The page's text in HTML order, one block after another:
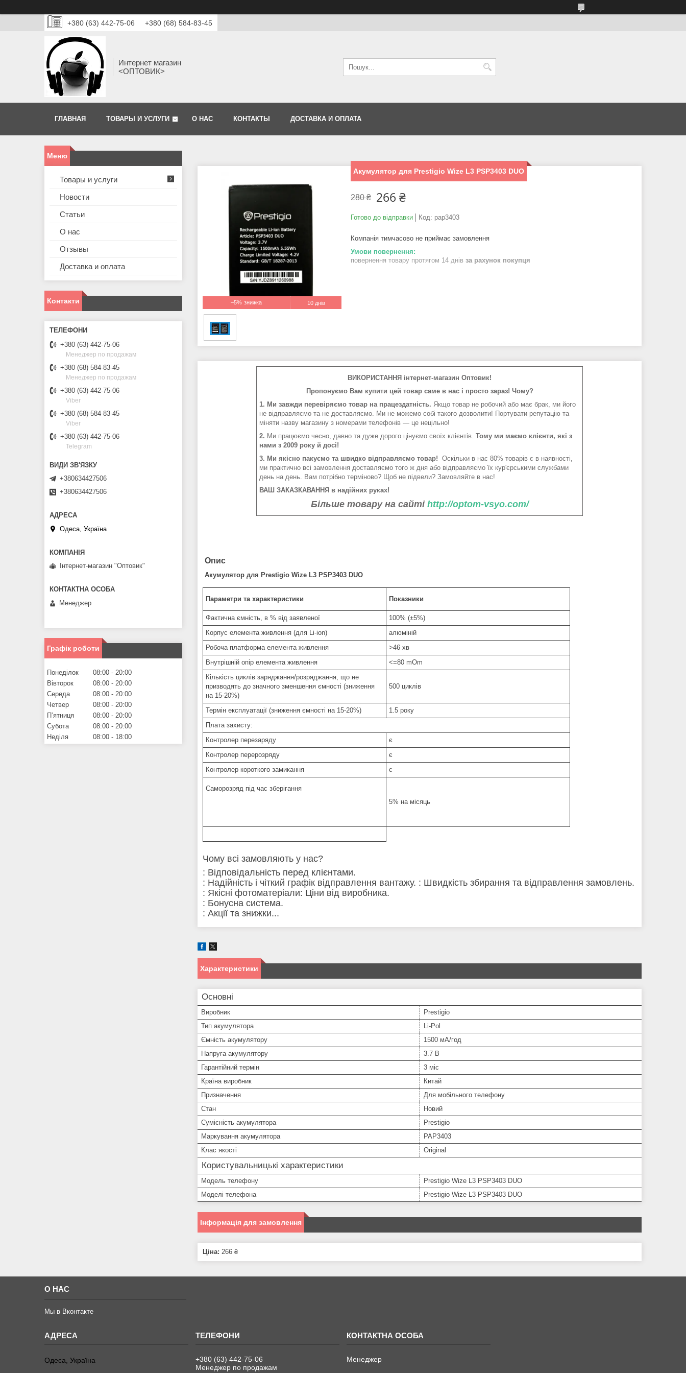
+380 (63) 442-75-06 +380 (68) 584-83-45
Интернет магазин
<ОПТОВИК>
ГЛАВНАЯ ТОВАРЫ И УСЛУГИ О НАС КОНТАКТЫ ДОСТАВКА И ОПЛАТА
–5% 10 днів
Акумулятор для Prestigio Wize L3 PSP3403 DUO
280 ₴ 266 ₴
Готово до відправки Код: pap3403
Компанія тимчасово не приймає замовлення
повернення товару протягом 14 днів за рахунок покупця
ВИКОРИСТАННЯ інтернет-магазин Оптовик!
Пропонуємо Вам купити цей товар саме в нас і просто зараз! Чому?
1. Ми завжди перевіряємо товар на працездатність. Якщо товар не робочий або має брак, ми його
не відправляємо та не доставляємо. Ми не можемо собі такого дозволити! Портувати репутацію та
міняти назву магазину з номерами телефонів — це нецільно!
2. Ми працюємо чесно, давно та дуже дорого цінуємо своїх клієнтів. Тому ми маємо клієнти, які з
нами з 2009 року й досі!
3. Ми якісно пакуємо та швидко відправляємо товар! Оскільки в нас 80% товарів є в наявності,
ми практично всі замовлення доставляємо того ж дня або відправляємо їх кур'єрськими службами
день на день. Вам потрібно терміново? Щоб не підвели? Замовляйте в нас!
ВАШ ЗАКАЗКАВАННЯ в надійних руках!
Більше товару на сайті http://optom-vsyo.com/
Опис
Акумулятор для Prestigio Wize L3 PSP3403 DUO
Параметри та характеристики Показники
Фактична ємність, в % від заявленої
100% (±5%)
Корпус елемента живлення (для Li-ion)
алюміній
Робоча платформа елемента живлення
>46 хв
Внутрішній опір елемента живлення
<=80 mOm
Кількість циклів заряджання/розряджання, що не
призводять до значного зменшення ємності (зниження
на 15-20%)
500 циклів
Термін експлуатації (зниження ємності на 15-20%)
1.5 року
Плата захисту:
Контролер перезаряду
є
Контролер перерозряду
є
Контролер короткого замикання
є
Саморозряд під час зберігання
5% на місяць
Чому всі замовляють у нас?
: Відповідальність перед клієнтами.
: Надійність і чіткий графік відправлення вантажу. : Швидкість збирання та відправлення замовлень.
: Якісні фотоматеріали: Ціни від виробника.
: Бонусна система.
: Акції та знижки...
Характеристики
Основні
Виробник
Prestigio
Тип акумулятора
Li-Pol
Ємність акумулятору
1500 мА/год
Напруга акумулятору
3.7 В
Гарантійний термін
3 міс
Країна виробник
Китай
Призначення
Для мобільного телефону
Стан
Новий
Сумісність акумулятора
Prestigio
Маркування акумулятора
PAP3403
Клас якості
Original
Користувальницькі характеристики
Модель телефону
Prestigio Wize L3 PSP3403 DUO
Моделі телефона
Prestigio Wize L3 PSP3403 DUO
Інформація для замовлення
Ціна: 266 ₴
Товары и услуги
Новости
Статьи
О нас
Отзывы
Доставка и оплата
Контакти
+380 (63) 442-75-06
Менеджер по продажам
+380 (68) 584-83-45
Менеджер по продажам
+380 (63) 442-75-06
Viber
+380 (68) 584-83-45
Viber
+380 (63) 442-75-06
Telegram
+380634427506
+380634427506
Одеса, Україна
Інтернет-магазин "Оптовик"
Менеджер
Графік роботи
Понеділок 08:00
20:00
Вівторок
08:00
20:00
Середа
08:00
20:00
Четвер
08:00
20:00
Пʼятниця
08:00
20:00
Субота
08:00
20:00
Неділя
08:00 18:00
О НАС
Мы в Вконтакте
Одеса, Україна
+380 (63) 442-75-06
Менеджер по продажам
Менеджер